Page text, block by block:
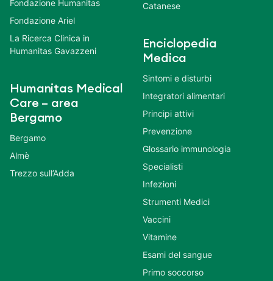
Fondazione Humanitas
Fondazione Ariel
La Ricerca Clinica in
Humanitas Gavazzeni
Humanitas Medical
Care – area
Bergamo
Bergamo
Almè
Trezzo sull’Adda
Catanese
Enciclopedia
Medica
Sintomi e disturbi
Integratori alimentari
Principi attivi
Prevenzione
Glossario immunologia
Specialisti
Infezioni
Strumenti Medici
Vaccini
Vitamine
Esami del sangue
Primo soccorso